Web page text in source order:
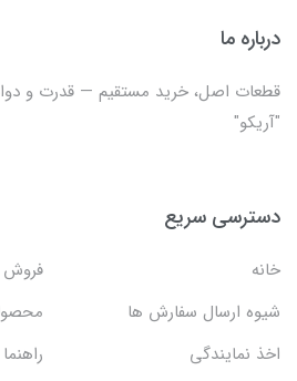
درباره ما
قطعات اصل، خرید مستقیم — قدرت و
"آریکو"
دسترسی سریع
خانه
فروش
شیوه ارسال سفارش ها
اخذ نمایندگی
راهنما